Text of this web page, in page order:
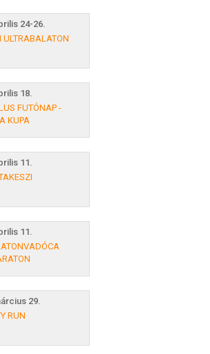
24-26.
ULTRABALATON
18.
FUTÓNAP -
KUPA
11.
11.
29.
RUN